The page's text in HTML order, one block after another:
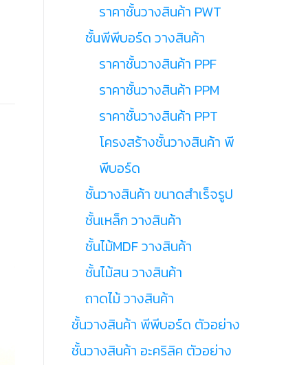
ราคาชั้นวางสินค้า PWT
ชั้นพีพีบอร์ด วางสินค้า
ราคาชั้นวางสินค้า PPF
ราคาชั้นวางสินค้า PPM
ราคาชั้นวางสินค้า PPT
โครงสร้างชั้นวางสินค้า พี
พีบอร์ด
ชั้นวางสินค้า ขนาดสำเร็จรูป
ชั้นเหล็ก วางสินค้า
ชั้นไม้MDF วางสินค้า
ชั้นไม้สน วางสินค้า
ถาดไม้ วางสินค้า
ชั้นวางสินค้า พีพีบอร์ด ตัวอย่าง
ชั้นวางสินค้า อะคริลิค ตัวอย่าง